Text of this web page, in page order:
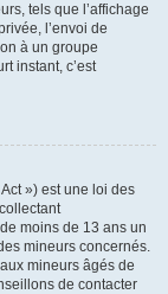
tels que l’affichage
l’envoi de
à un groupe
instant, c’est
») est une loi des
moins de 13 ans un
mineurs concernés.
mineurs âgés de
de contacter